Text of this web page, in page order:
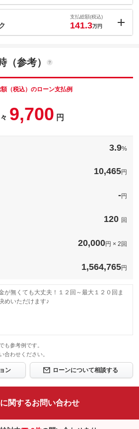
ックの見積もり依頼（無料）
、洗車が苦手な方でも、楽々洗車！水洗いでＯ
、メンテナンスキット、カーシャンプーも付属い
支払総額(税込)
141.3万円
してお乗り頂けるよう責任を持って整備させて頂き
（参考）
（税込）のローン支払例
9,700 円
3.9%
10,465円
-円
120 回
20,000円 × 2回
1,564,765円
無くても大丈夫！１２回～最大１２０回ま
めいただけます♪
も参考例です。
合わせください。
ン ローンについて相談する
関するお問い合わせ